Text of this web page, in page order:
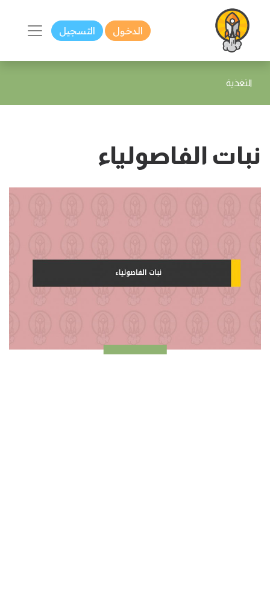
الدخول التسجيل
التغذية
نبات الفاصولياء